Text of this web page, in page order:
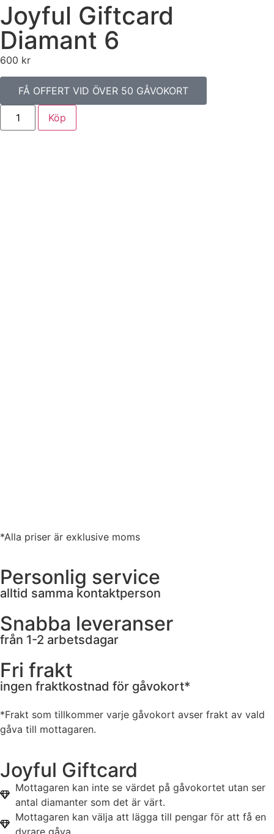
Joyful Giftcard
Diamant 6
600 kr
FÅ OFFERT VID ÖVER 50 GÅVOKORT
Köp
*Alla priser är exklusive moms
Personlig service
alltid samma kontaktperson
Snabba leveranser
från 1-2 arbetsdagar
Fri frakt
ingen fraktkostnad för gåvokort*
*Frakt som tillkommer varje gåvokort avser frakt av vald
gåva till mottagaren.
Joyful Giftcard
Mottagaren kan inte se värdet på gåvokortet utan ser
antal diamanter som det är värt.
Mottagaren kan välja att lägga till pengar för att få en
dyrare gåva.